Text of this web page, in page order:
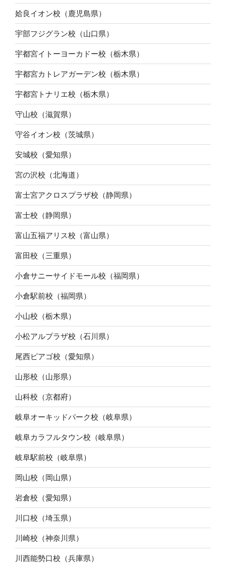
姶良イオン校（鹿児島県）
宇部フジグラン校（山口県）
宇都宮イトーヨーカドー校（栃木県）
宇都宮カトレアガーデン校（栃木県）
宇都宮トナリエ校（栃木県）
守山校（滋賀県）
守谷イオン校（茨城県）
安城校（愛知県）
宮の沢校（北海道）
富士宮アクロスプラザ校（静岡県）
富士校（静岡県）
富山五福アリス校（富山県）
富田校（三重県）
小倉サニーサイドモール校（福岡県）
小倉駅前校（福岡県）
小山校（栃木県）
小松アルプラザ校（石川県）
尾西ピアゴ校（愛知県）
山形校（山形県）
山科校（京都府）
岐阜オーキッドパーク校（岐阜県）
岐阜カラフルタウン校（岐阜県）
岐阜駅前校（岐阜県）
岡山校（岡山県）
岩倉校（愛知県）
川口校（埼玉県）
川崎校（神奈川県）
川西能勢口校（兵庫県）